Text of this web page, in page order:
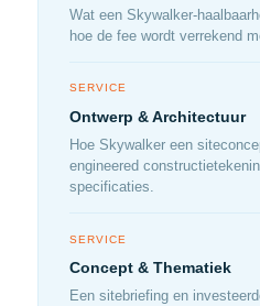
Wat een Skywalker-
hoe de fee wordt verrekend
SERVICE
Ontwerp & Architectuur
Hoe Skywalker een
engineered
specificaties.
SERVICE
Concept & Thematiek
Een sitebriefing en